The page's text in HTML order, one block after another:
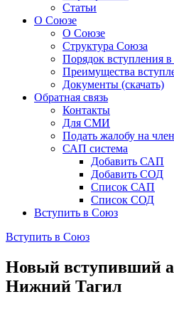
Статьи
О Союзе
О Союзе
Структура Союза
Порядок вступления
Преимущества
Документы (скачать)
Обратная связь
Контакты
Для СМИ
Подать жалобу на
САП система
Добавить САП
Добавить СОД
Список САП
Список СОД
Вступить в Союз
Вступить в Союз
Новый вступивший
Нижний Тагил